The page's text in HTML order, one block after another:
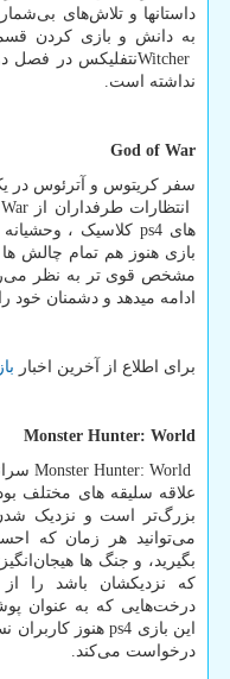
داستانها و تلاش‌های
به دانش و بازی کردن
Witcherنتفلیکس در فصل
نداشته است.
God of War
سفر کریتوس و آترئوس در
انتظارات طرفداران از
های ps4 کلاسیک ،
بازی هنوز هم تمام چالش
مشخص قوی تر به نظر
ادامه میدهد و دشمنان خود
برای اطلاع از آخرین اخبار
Monster Hunter: World
Monster Hunter: World
علاقه سلیقه های مختلف
بزرگ‌تر است و نزدیک
می‌توانید هر زمان که
بگیرید، و جنگ ها
که نزدیکشان باشد را
درخت‌هایی که به عنوان
این بازی ps4 هنوز کاربران
درخواست می‌کند.